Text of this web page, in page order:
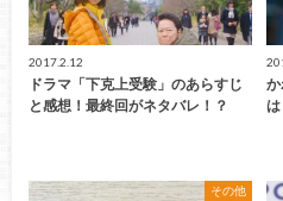
2017.2.12
ドラマ「下克上受験」のあらすじ
と感想！最終回がネタバレ！？
その他